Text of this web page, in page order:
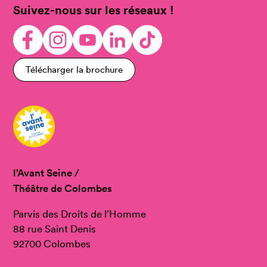
Suivez-nous sur les réseaux !
Télécharger la brochure
l’Avant Seine /
Théâtre de Colombes
Parvis des Droits de l’Homme
88 rue Saint Denis
92700 Colombes